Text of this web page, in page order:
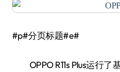
#p#分页标题#e#
OPPO R11s Plus运行了基